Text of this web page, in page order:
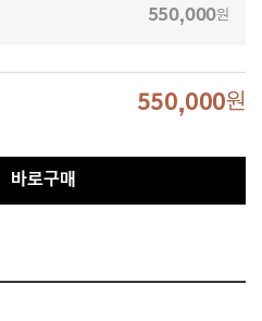
550,000원
550,000원
바로구매